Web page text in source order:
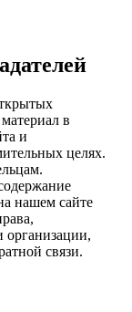
в
и
целях.
нашем сайте
связи.